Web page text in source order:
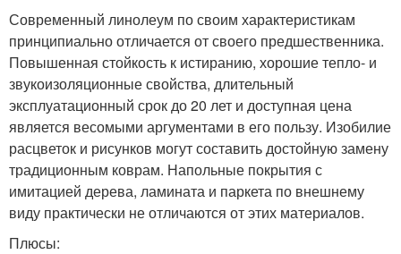
Современный линолеум по своим характеристикам
принципиально отличается от своего предшественника.
Повышенная стойкость к истиранию, хорошие тепло- и
звукоизоляционные свойства, длительный
эксплуатационный срок до 20 лет и доступная цена
является весомыми аргументами в его пользу. Изобилие
расцветок и рисунков могут составить достойную замену
традиционным коврам. Напольные покрытия с
имитацией дерева, ламината и паркета по внешнему
виду практически не отличаются от этих материалов.
Плюсы: